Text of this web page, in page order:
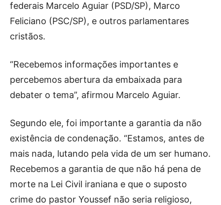
federais Marcelo Aguiar (PSD/SP), Marco
Feliciano (PSC/SP), e outros parlamentares
cristãos.
“Recebemos informações importantes e
percebemos abertura da embaixada para
debater o tema”, afirmou Marcelo Aguiar.
Segundo ele, foi importante a garantia da não
existência de condenação. “Estamos, antes de
mais nada, lutando pela vida de um ser humano.
Recebemos a garantia de que não há pena de
morte na Lei Civil iraniana e que o suposto
crime do pastor Youssef não seria religioso,